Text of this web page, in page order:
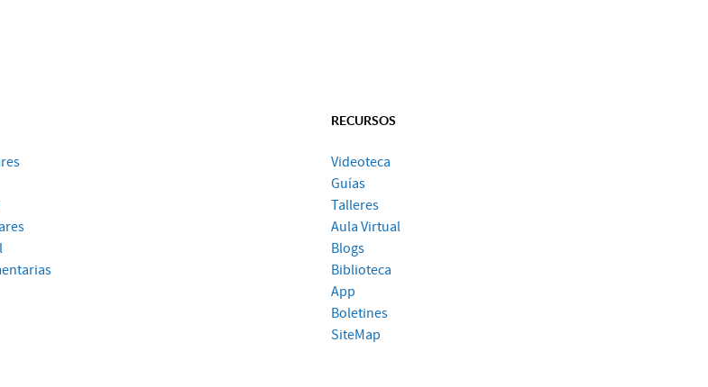
RECURSOS
Videoteca
Guías
Talleres
Aula Virtual
Blogs
Biblioteca
App
Boletines
SiteMap